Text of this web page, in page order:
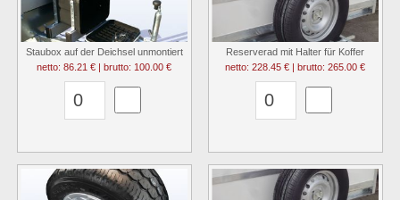
Staubox auf der Deichsel unmontiert
netto: 86.21 € | brutto: 100.00 €
Reserverad mit Halter für Koffer
netto: 228.45 € | brutto: 265.00 €